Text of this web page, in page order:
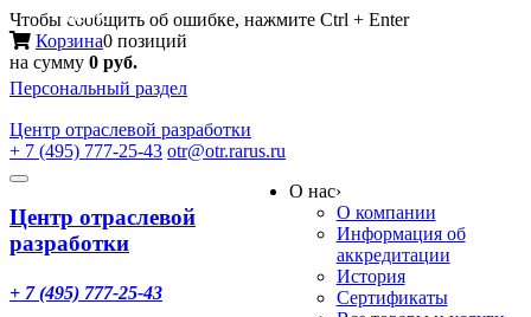
Чтобы сообщить об ошибке, нажмите Ctrl + Enter
Корзина0 позиций
на сумму 0 руб.
Персональный раздел
Центр отраслевой разработки
+ 7 (495) 777-25-43 otr@otr.rarus.ru
Toggle
Меню
Центр отраслевой
разработки
+ 7 (495) 777-25-43
О нас›
О компании
Информация об
аккредитации
История
Сертификаты